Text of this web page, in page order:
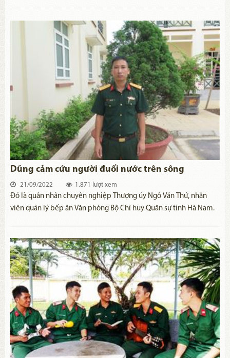
Dũng cảm cứu người đuối nước trên sông
21/09/2022 1.871 lượt xem
Đó là quân nhân chuyên nghiệp Thượng úy Ngô Văn Thứ, nhân
viên quản lý bếp ăn Văn phòng Bộ Chỉ huy Quân sự tỉnh Hà Nam.